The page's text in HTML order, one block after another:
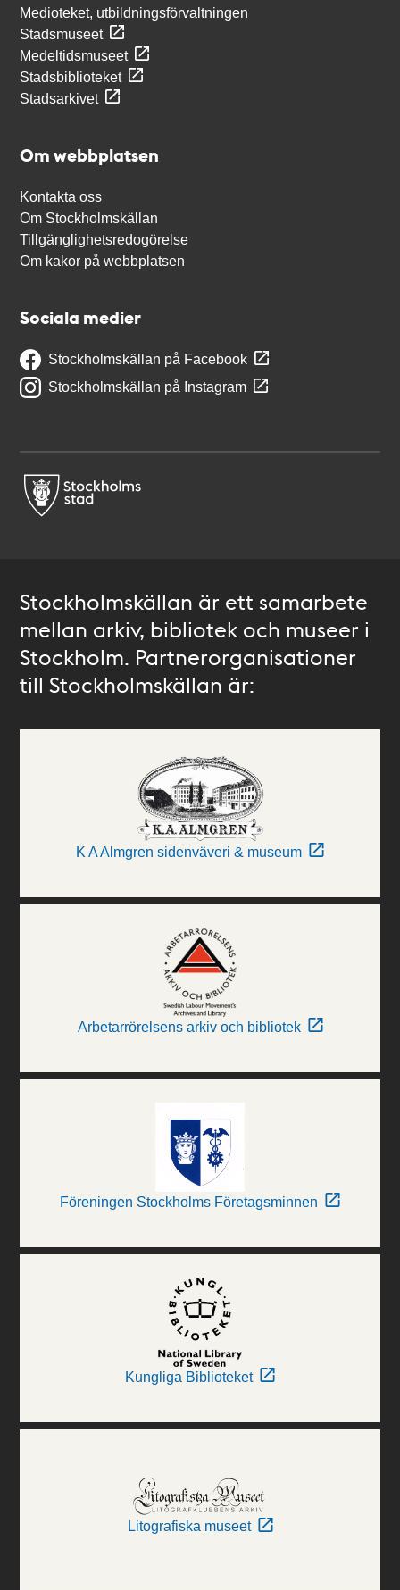
Medioteket, utbildningsförvaltningen
Stadsmuseet
Medeltidsmuseet
Stadsbiblioteket
Stadsarkivet
Om webbplatsen
Kontakta oss
Om Stockholmskällan
Tillgänglighetsredogörelse
Om kakor på webbplatsen
Sociala medier
Stockholmskällan på Facebook
Stockholmskällan på Instagram
Stockholmskällan är ett samarbete
mellan arkiv, bibliotek och museer i
Stockholm. Partnerorganisationer
till Stockholmskällan är:
K A Almgren sidenväveri & museum
Arbetarrörelsens arkiv och bibliotek
Föreningen Stockholms Företagsminnen
Kungliga Biblioteket
Litografiska museet